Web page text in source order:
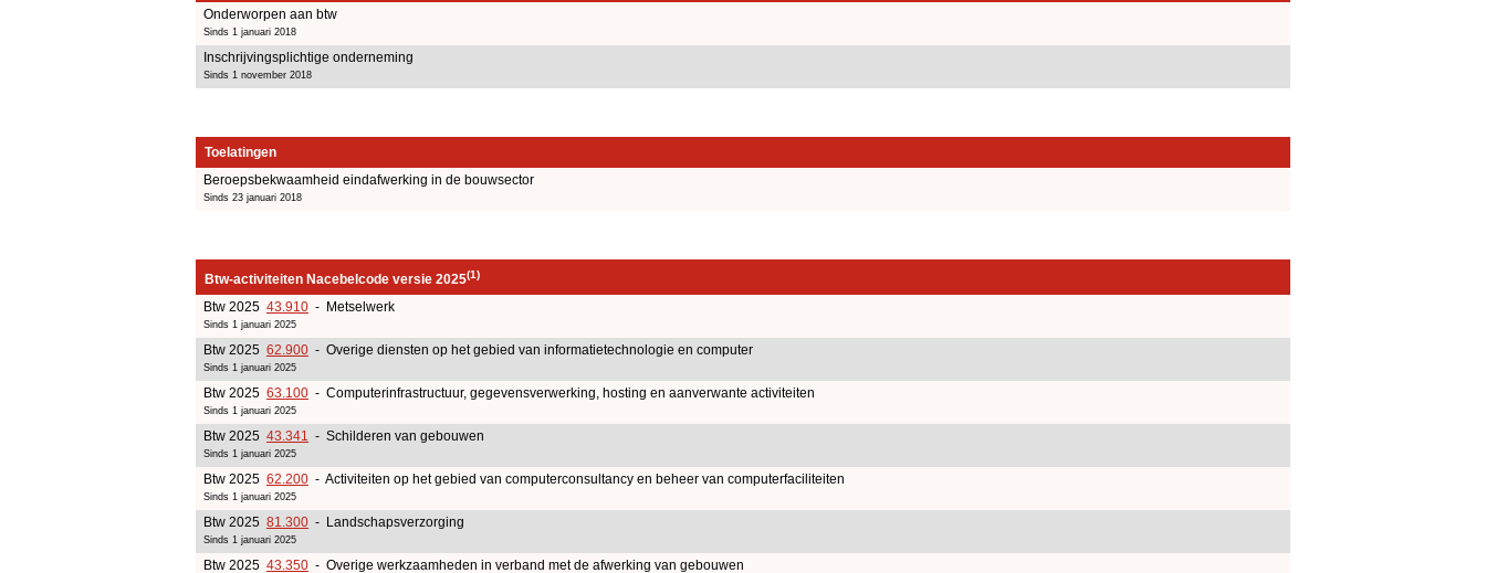
Onderworpen aan btw
Sinds 1 januari 2018
Inschrijvingsplichtige onderneming
Sinds 1 november 2018
Toelatingen
Beroepsbekwaamheid eindafwerking in de bouwsector
Sinds 23 januari 2018
Btw-activiteiten Nacebelcode versie 2025(1)
Btw 2025 43.910 - Metselwerk
Sinds 1 januari 2025
Btw 2025 62.900 - Overige diensten op het gebied van informatietechnologie en computer
Sinds 1 januari 2025
Btw 2025 63.100 - Computerinfrastructuur, gegevensverwerking, hosting en aanverwante activiteiten
Sinds 1 januari 2025
Btw 2025 43.341 - Schilderen van gebouwen
Sinds 1 januari 2025
Btw 2025 62.200 - Activiteiten op het gebied van computerconsultancy en beheer van computerfaciliteiten
Sinds 1 januari 2025
Btw 2025 81.300 - Landschapsverzorging
Sinds 1 januari 2025
Btw 2025 43.350 - Overige werkzaamheden in verband met de afwerking van gebouwen